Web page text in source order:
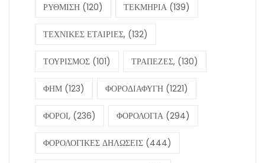
ΡΥΘΜΙΣΗ (120) ΤΕΚΜΗΡΙΑ (139)
ΤΕΧΝΙΚΕΣ ΕΤΑΙΡΙΕΣ, (132)
ΤΟΥΡΙΣΜΟΣ (101) ΤΡΑΠΕΖΕΣ, (130)
ΦΗΜ (123) ΦΟΡΟΔΙΑΦΥΓΗ (1221)
ΦΟΡΟΙ, (236) ΦΟΡΟΛΟΓΙΑ (294)
ΦΟΡΟΛΟΓΙΚΕΣ ΔΗΛΩΣΕΙΣ (444)